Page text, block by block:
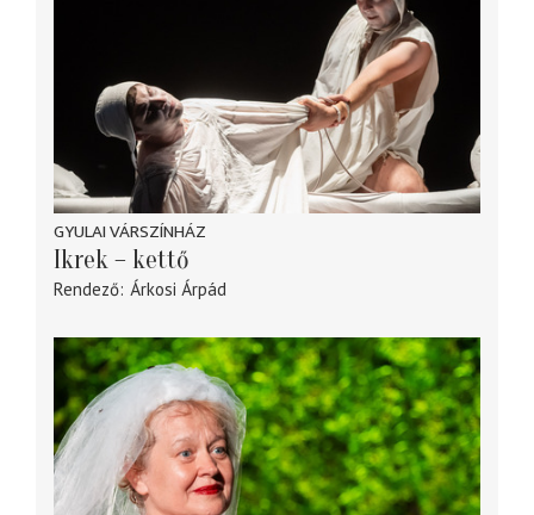
GYULAI VÁRSZÍNHÁZ
Ikrek – kettő
Rendező Árkosi Árpád